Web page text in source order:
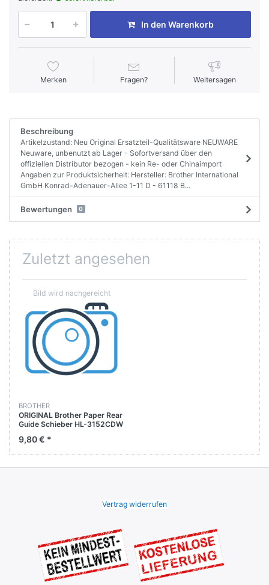
In den Warenkorb
Merken Fragen? Weitersagen
Beschreibung
Artikelzustand: Neu Original Ersatzteil-Qualitätsware NEUWARE
Neuware, unbenutzt ab Lager - Sofortversand über den
offiziellen Distributor bezogen - kein Re- oder Chinaimport
Angaben zur Produktsicherheit: Hersteller: Brother International
GmbH Konrad-Adenauer-Allee 1-11 D - 61118 B...
Bewertungen 0
Zuletzt angesehen
BROTHER
ORIGINAL Brother Paper Rear
Guide Schieber HL-3152CDW
9015CDWE
9,80 € *
Vertrag widerrufen